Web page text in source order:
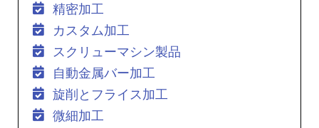
精密加工
カスタム加工
スクリューマシン製品
自動金属バー加工
旋削とフライス加工
微細加工